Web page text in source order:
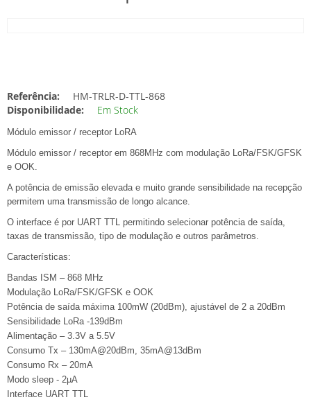
Referência:
HM-TRLR-D-TTL-868
Disponibilidade:
Em Stock
Módulo emissor / receptor LoRA
Módulo emissor / receptor em 868MHz com modulação LoRa/FSK/GFSK
e OOK.
A potência de emissão elevada e muito grande sensibilidade na recepção
permitem uma transmissão de longo alcance.
O interface é por UART TTL permitindo selecionar potência de saída,
taxas de transmissão, tipo de modulação e outros parâmetros.
Características:
Bandas ISM – 868 MHz
Modulação LoRa/FSK/GFSK e OOK
Potência de saída máxima 100mW (20dBm), ajustável de 2 a 20dBm
Sensibilidade LoRa -139dBm
Alimentação – 3.3V a 5.5V
Consumo Tx – 130mA@20dBm, 35mA@13dBm
Consumo Rx – 20mA
Modo sleep - 2µA
Interface UART TTL